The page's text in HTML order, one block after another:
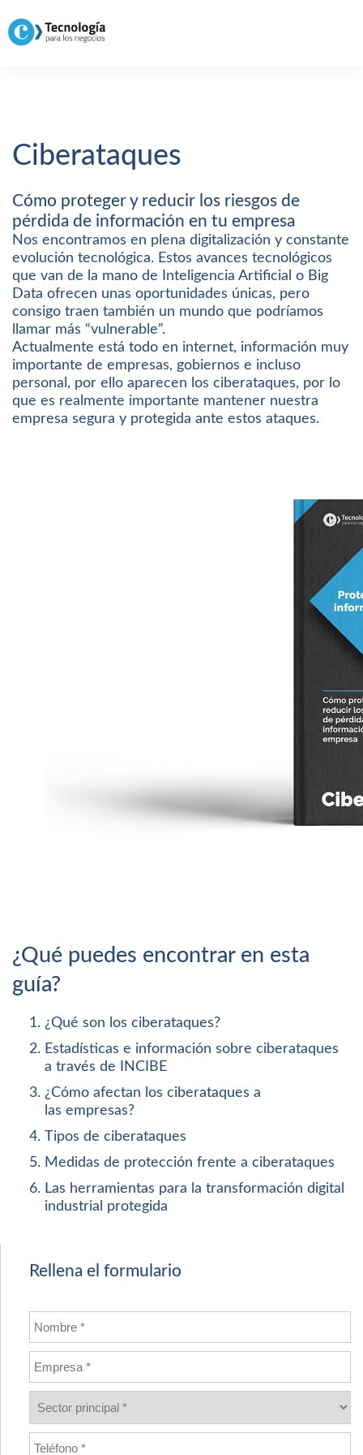
Ciberataques
Cómo proteger y reducir los riesgos de
pérdida de información en tu empresa
Nos encontramos en plena digitalización y constante
evolución tecnológica. Estos avances tecnológicos
que van de la mano de Inteligencia Artificial o Big
Data ofrecen unas oportunidades únicas, pero
consigo traen también un mundo que podríamos
llamar más “vulnerable”.
Actualmente está todo en internet, información muy
importante de empresas, gobiernos e incluso
personal, por ello aparecen los ciberataques, por lo
que es realmente importante mantener nuestra
empresa segura y protegida ante estos ataques.
¿Qué puedes encontrar en esta
guía?
¿Qué son los ciberataques?
Estadísticas e información sobre ciberataques
a través de INCIBE
¿Cómo afectan los ciberataques a
las empresas?
Tipos de ciberataques
Medidas de protección frente a ciberataques
Las herramientas para la transformación digital
industrial protegida
Rellena el formulario